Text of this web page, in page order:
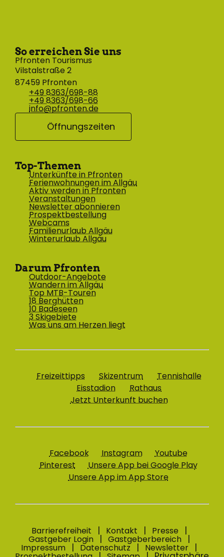
So erreichen Sie uns
Pfronten Tourismus
Vilstalstraße 2
87459 Pfronten
+49 8363/698-88
+49 8363/698-66
info@pfronten.de
Öffnungszeiten
Top-Themen
Unterkünfte in Pfronten
Ferienwohnungen im Allgäu
Aktiv werden in Pfronten
Veranstaltungen
Newsletter abonnieren
Prospektbestellung
Webcams
Familienurlaub Allgäu
Winterurlaub Allgäu
Darum Pfronten
Outdoor-Angebote
Wandern im Allgäu
Top MTB-Touren
18 Berghütten
10 Badeseen
3 Skigebiete
Was uns am Herzen liegt
Freizeittipps Skizentrum
Tennishalle
Eisstadion
Rathaus
Jetzt Unterkunft buchen
Facebook Instagram
Youtube
Pinterest
Unsere App bei Google Play
Unsere App im App Store
Barrierefreiheit Kontakt Presse
Gastgeber Login Gastgeberbereich
Impressum Datenschutz Newsletter